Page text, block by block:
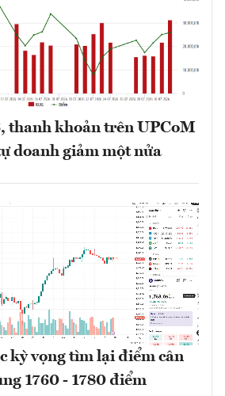
thanh khoản trên UPCoM
doanh giảm một nửa
kỳ vọng tìm lại điểm cân
1760 - 1780 điểm